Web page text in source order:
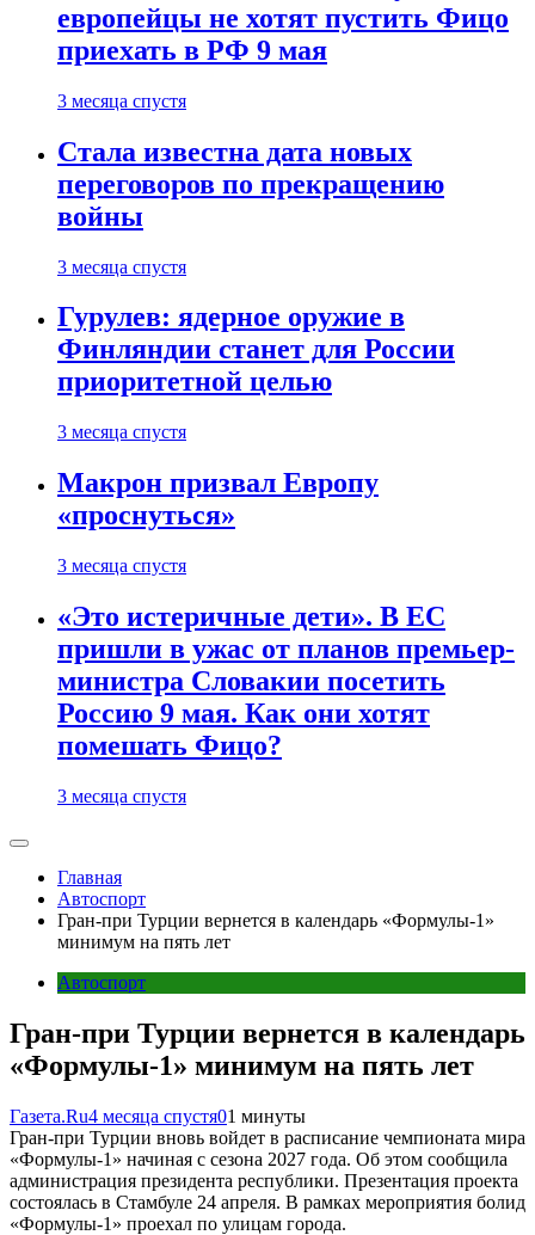
европейцы не хотят пустить Фицо
приехать в РФ 9 мая
3 месяца спустя
Стала известна дата новых
переговоров по прекращению
войны
3 месяца спустя
Гурулев: ядерное оружие в
Финляндии станет для России
приоритетной целью
3 месяца спустя
Макрон призвал Европу
«проснуться»
3 месяца спустя
«Это истеричные дети». В ЕС
пришли в ужас от планов премьер-
министра Словакии посетить
Россию 9 мая. Как они хотят
помешать Фицо?
3 месяца спустя
Главная
Автоспорт
Гран-при Турции вернется в календарь «Формулы-1»
минимум на пять лет
Автоспорт
Гран-при Турции вернется в календарь
«Формулы-1» минимум на пять лет
Газета.Ru4 месяца спустя01 минуты
Гран-при Турции вновь войдет в расписание чемпионата мира
«Формулы-1» начиная с сезона 2027 года. Об этом сообщила
администрация президента республики. Презентация проекта
состоялась в Стамбуле 24 апреля. В рамках мероприятия болид
«Формулы-1» проехал по улицам города.